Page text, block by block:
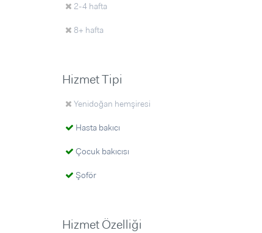
2-4 hafta
8+ hafta
Hizmet Tipi
Yenidoğan hemşiresi
Hasta bakıcı
Çocuk bakıcısı
Şoför
Hizmet Özelliği